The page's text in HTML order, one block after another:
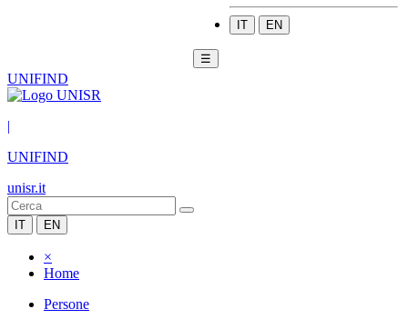
IT EN
☰
UNIFIND
|
UNIFIND
unisr.it
IT EN
×
Home
Persone